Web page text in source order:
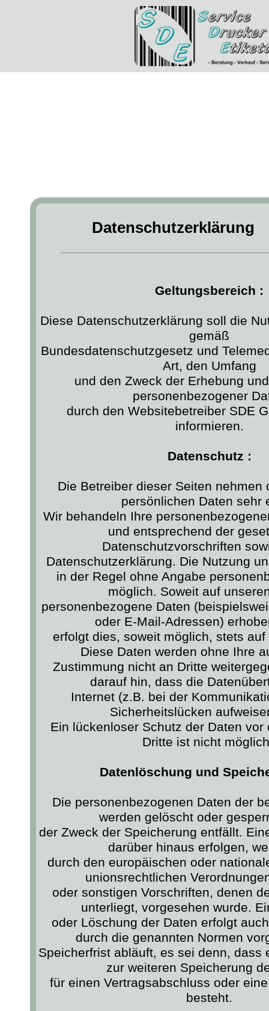
Datenschutzerklärung
Geltungsbereich :
Diese Datenschutzerklärung soll die
gemäß
Bundesdatenschutzgesetz und
Art, den Umfang
und den Zweck der Erhebung
personenbezogener
durch den Websitebetreiber SDE
informieren.
Datenschutz :
Die Betreiber dieser Seiten nehmen
persönlichen Daten sehr
Wir behandeln Ihre
und entsprechend der
Datenschutzvorschriften
Datenschutzerklärung. Die Nutzung
in der Regel ohne Angabe
möglich. Soweit auf
personenbezogene Daten
oder E-Mail-Adressen)
erfolgt dies, soweit möglich, stets
Diese Daten werden ohne Ihre
Zustimmung nicht an Dritte
darauf hin, dass die
Internet (z.B. bei der
Sicherheitslücken
Ein lückenloser Schutz der Daten vor
Dritte ist nicht
Datenlöschung und
Die personenbezogenen Daten der
werden gelöscht oder
der Zweck der Speicherung entfällt.
darüber hinaus erfolgen,
durch den europäischen oder
unionsrechtlichen
oder sonstigen Vorschriften, denen
unterliegt, vorgesehen wurde.
oder Löschung der Daten erfolgt
durch die genannten Normen
Speicherfrist abläuft, es sei denn, dass
zur weiteren Speicherung
für einen Vertragsabschluss oder
besteht.